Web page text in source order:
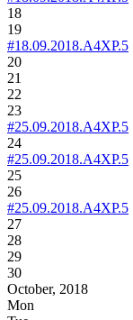
18
19
#18.09.2018.A4XP.5
20
21
22
23
#25.09.2018.A4XP.5
24
#25.09.2018.A4XP.5
25
26
#25.09.2018.A4XP.5
27
28
29
30
October, 2018
Mon